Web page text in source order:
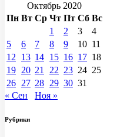
Октябрь 2020
Пн Вт Ср Чт Пт Сб Вс
1
2 3
4
5
6 7 8 9 10 11
12
13 14 15 16 17 18
19 20 21 22 23 24 25
26 27 28 29 30 31
« Сен
Ноя »
Рубрики